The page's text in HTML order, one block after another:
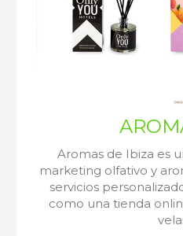
Aromas de Ibiza es
marketing olfativo y
servicios
como una tienda